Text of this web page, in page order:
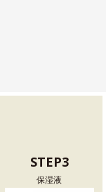
STEP3
保湿液